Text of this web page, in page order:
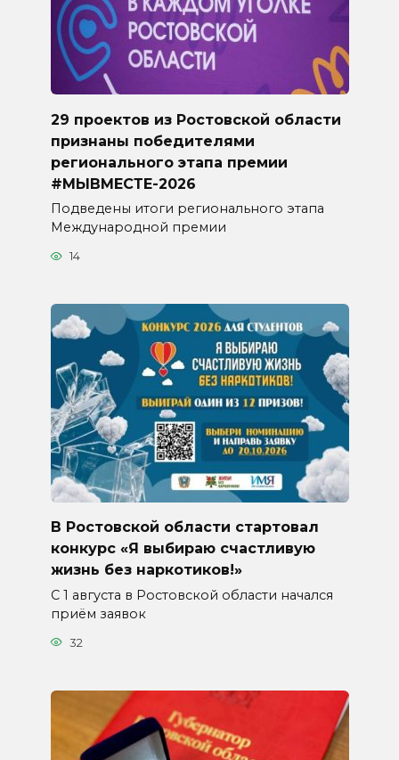
29 проектов из Ростовской области
признаны победителями
регионального этапа премии
#МЫВМЕСТЕ-2026
Подведены итоги регионального этапа
Международной премии
14
В Ростовской области стартовал
конкурс «Я выбираю счастливую
жизнь без наркотиков!»
С 1 августа в Ростовской области начался
приём заявок
32